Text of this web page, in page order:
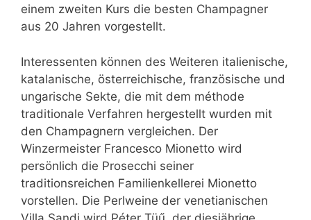
einem zweiten Kurs die besten Champagner
aus 20 Jahren vorgestellt.
Interessenten können des Weiteren italienische,
katalanische, österreichische, französische und
ungarische Sekte, die mit dem méthode
traditionale Verfahren hergestellt wurden mit
den Champagnern vergleichen. Der
Winzermeister Francesco Mionetto wird
persönlich die Prosecchi seiner
traditionsreichen Familienkellerei Mionetto
vorstellen. Die Perlweine der venetianischen